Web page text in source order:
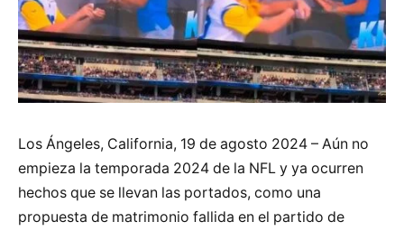
Los Ángeles, California, 19 de agosto 2024 – Aún no
empieza la temporada 2024 de la NFL y ya ocurren
hechos que se llevan las portados, como una
propuesta de matrimonio fallida en el partido de